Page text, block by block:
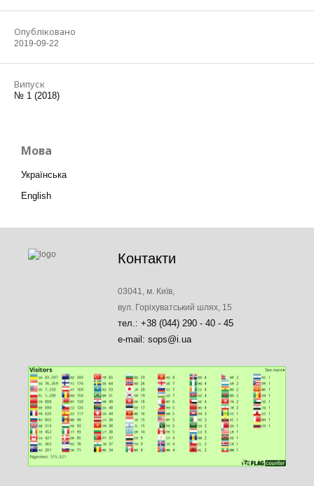
Опубліковано
2019-09-22
Випуск
№ 1 (2018)
Мова
Українська
English
Контакти
03041, м. Київ,
вул. Горіхуватський шлях, 15
тел.: +38 (044) 290 - 40 - 45
e-mail: sops@i.ua